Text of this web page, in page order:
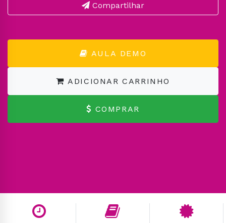
Compartilhar
AULA DEMO
ADICIONAR CARRINHO
COMPRAR